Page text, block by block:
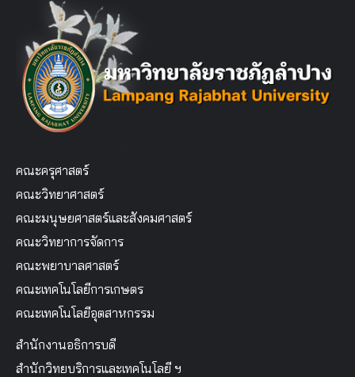
คณะครุศาสตร์
คณะวิทยาศาสตร์
คณะมนุษยศาสตร์และสังคมศาสตร์
คณะวิทยาการจัดการ
คณะพยาบาลศาสตร์
คณะเทคโนโลยีการเกษตร
คณะเทคโนโลยีอุตสาหกรรม
สำนักงานอธิการบดี
สำนักวิทยบริการและเทคโนโลยี ฯ